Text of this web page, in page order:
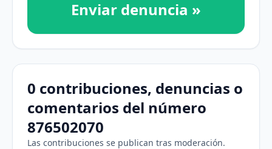
Enviar denuncia »
0 contribuciones, denuncias o
comentarios del número
876502070
Las contribuciones se publican tras moderación.